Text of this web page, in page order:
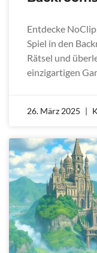
Entdecke
Spiel in den
Rätsel und
einzigartigen
26. März 2025